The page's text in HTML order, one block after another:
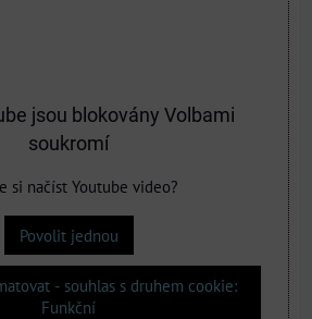
jsou blokovány Volbami
soukromí
si načíst Youtube video?
Povolit jednou
- souhlas s druhem cookie:
Funkční